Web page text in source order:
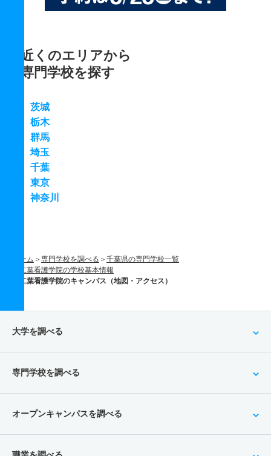
近くのエリアから
専門学校を探す
茨城
栃木
群馬
埼玉
千葉
東京
神奈川
ホーム 専門学校を調べる
千葉県の専門学校一覧
二葉看護学院の学校基本情報
二葉看護学院のキャンパス（地図・アクセス）
大学を調べる
専門学校を調べる
オープンキャンパスを調べる